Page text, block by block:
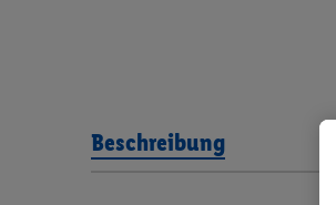
Beschreibung